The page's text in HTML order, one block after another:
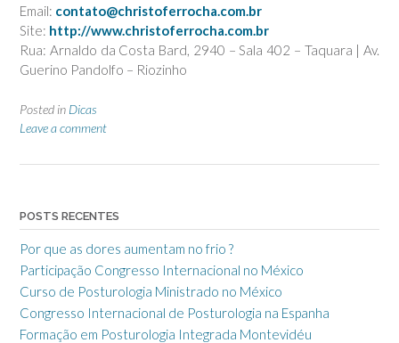
Email: contato@christoferrocha.com.br
Site: http://www.christoferrocha.com.br
Rua: Arnaldo da Costa Bard, 2940 – Sala 402 – Taquara | Av.
Guerino Pandolfo – Riozinho
Posted in Dicas
Leave a comment
POSTS RECENTES
Por que as dores aumentam no frio ?
Participação Congresso Internacional no México
Curso de Posturologia Ministrado no México
Congresso Internacional de Posturologia na Espanha
Formação em Posturologia Integrada Montevidéu